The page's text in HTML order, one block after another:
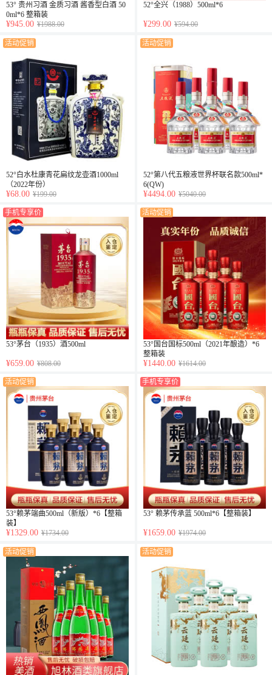
53° 贵州习酒 金质习酒 酱香型白酒 50
0ml*6 整箱装
¥945.00 ¥1988.00
52°全兴（1988）500ml*6
¥299.00 ¥594.00
活动促销
52°白水杜康青花扁纹龙壶酒1000ml
（2022年份）
¥68.00 ¥199.00
活动促销
52°第八代五粮液世界杯联名款500ml*
6(QW)
¥4494.00 ¥5040.00
手机专享价
53°茅台（1935）酒500ml
¥659.00 ¥808.00
活动促销
53°国台国标500ml（2021年酿造）*6
整箱装
¥1440.00 ¥1614.00
活动促销
53°赖茅端曲500ml（新版）*6【整箱
装】
¥1329.00 ¥1734.00
手机专享价
53° 赖茅传承蓝 500ml*6【整箱装】
¥1659.00 ¥1974.00
活动促销 活动促销